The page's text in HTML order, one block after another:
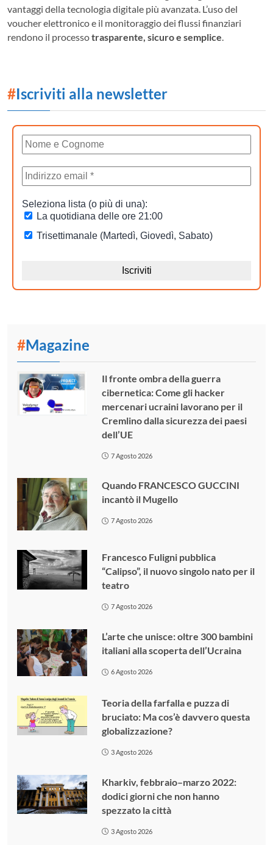
vantaggi della tecnologia digitale più avanzata. L’uso del
voucher elettronico e il monitoraggio dei flussi finanziari
rendono il processotrasparente, sicuro e semplice
#Iscriviti alla newsletter
#Magazine
Il fronte ombra della guerra
cibernetica: Come gli hacker
mercenari ucraini lavorano per il
Cremlino dalla sicurezza dei paesi
dell’UE
7 Agosto 2026
Quando FRANCESCO GUCCINI
incantò il Mugello
7 Agosto 2026
Francesco Fuligni pubblica
“Calipso”, il nuovo singolo nato per il
teatro
7 Agosto 2026
L’arte che unisce: oltre 300 bambini
italiani alla scoperta dell’Ucraina
6 Agosto 2026
Teoria della farfalla e puzza di
bruciato: Ma cos’è davvero questa
globalizzazione?
3 Agosto 2026
Kharkiv, febbraio–marzo 2022:
dodici giorni che non hanno
spezzato la città
3 Agosto 2026